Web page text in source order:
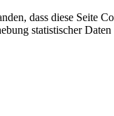
dass diese
statistischer